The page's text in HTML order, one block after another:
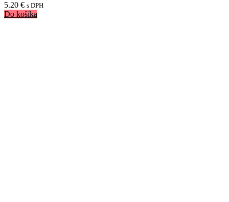
5.20 € s DPH
Do košíka